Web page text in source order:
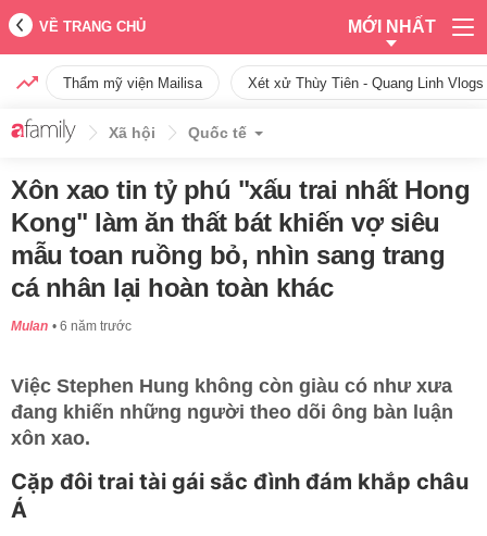
VỀ TRANG CHỦ MỚI NHẤT
Thẩm mỹ viện Mailisa Xét xử Thùy Tiên - Quang Linh
Xã hội Quốc tế
Xôn xao tin tỷ phú "xấu trai nhất Hong
Kong" làm ăn thất bát khiến vợ siêu
mẫu toan ruồng bỏ, nhìn sang trang
cá nhân lại hoàn toàn khác
Mulan 6 năm trước
Việc Stephen Hung không còn giàu có như xưa
đang khiến những người theo dõi ông bàn luận
xôn xao.
Cặp đôi trai tài gái sắc đình đám khắp châu
Á